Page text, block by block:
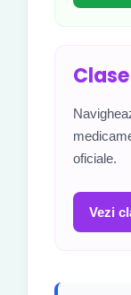
oficiale.
Vezi